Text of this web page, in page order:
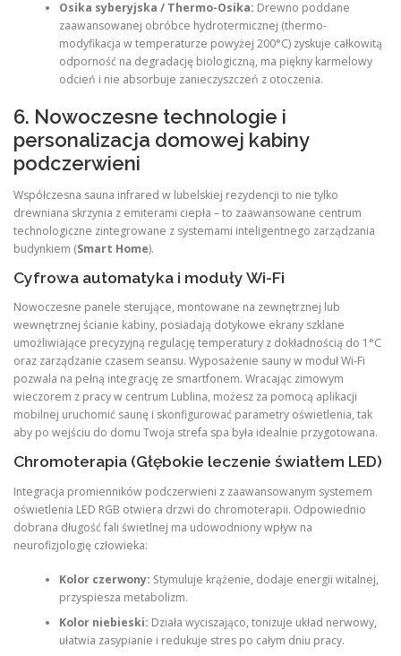
Osika syberyjska / Thermo-Osika: Drewno poddane
zaawansowanej obróbce hydrotermicznej (thermo-
modyfikacja w temperaturze powyżej 200°C) zyskuje całkowitą
odporność na degradację biologiczną, ma piękny karmelowy
odcień i nie absorbuje zanieczyszczeń z otoczenia.
6. Nowoczesne technologie i
personalizacja domowej kabiny
podczerwieni
Współczesna sauna infrared w lubelskiej rezydencji to nie tylko
drewniana skrzynia z emiterami ciepła – to zaawansowane centrum
technologiczne zintegrowane z systemami inteligentnego zarządzania
budynkiem (Smart Home).
Cyfrowa automatyka i moduły Wi-Fi
Nowoczesne panele sterujące, montowane na zewnętrznej lub
wewnętrznej ścianie kabiny, posiadają dotykowe ekrany szklane
umożliwiające precyzyjną regulację temperatury z dokładnością do 1°C
oraz zarządzanie czasem seansu. Wyposażenie sauny w moduł Wi-Fi
pozwala na pełną integrację ze smartfonem. Wracając zimowym
wieczorem z pracy w centrum Lublina, możesz za pomocą aplikacji
mobilnej uruchomić saunę i skonfigurować parametry oświetlenia, tak
aby po wejściu do domu Twoja strefa spa była idealnie przygotowana.
Chromoterapia (Głębokie leczenie światłem LED)
Integracja promienników podczerwieni z zaawansowanym systemem
oświetlenia LED RGB otwiera drzwi do chromoterapii. Odpowiednio
dobrana długość fali świetlnej ma udowodniony wpływ na
neurofizjologię człowieka:
Kolor czerwony: Stymuluje krążenie, dodaje energii witalnej,
przyspiesza metabolizm.
Kolor niebieski: Działa wyciszająco, tonizuje układ nerwowy,
ułatwia zasypianie i redukuje stres po całym dniu pracy.